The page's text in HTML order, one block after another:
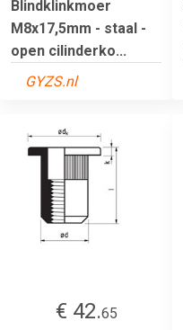
Blindklinkmoer
M8x17,5mm - staal -
open cilinderko...
GYZS.nl
€ 42.65